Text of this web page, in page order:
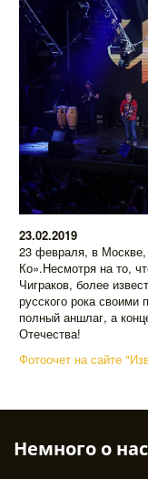
23.02.2019
23 февраля, в
Ко».Несмотря на то,
Чиграков, более
русского рока
полный аншлаг, а
Отечества!
Фотоочет на сайте
Немного о нас